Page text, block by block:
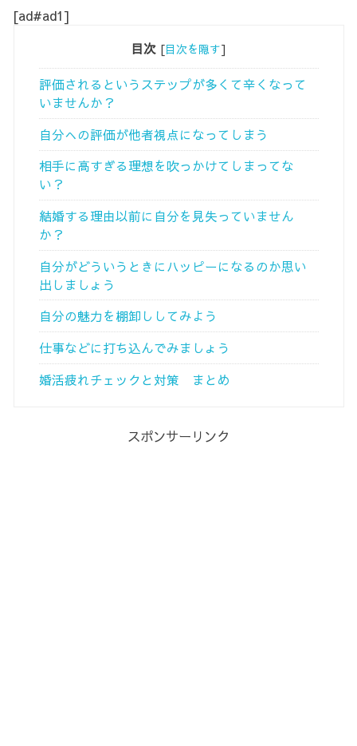
[ad#ad1]
目次 [目次を隠す]
評価されるというステップが多くて辛くなって
いませんか？
自分への評価が他者視点になってしまう
相手に高すぎる理想を吹っかけてしまってな
い？
結婚する理由以前に自分を見失っていません
か？
自分がどういうときにハッピーになるのか思い
出しましょう
自分の魅力を棚卸ししてみよう
仕事などに打ち込んでみましょう
婚活疲れチェックと対策 まとめ
スポンサーリンク